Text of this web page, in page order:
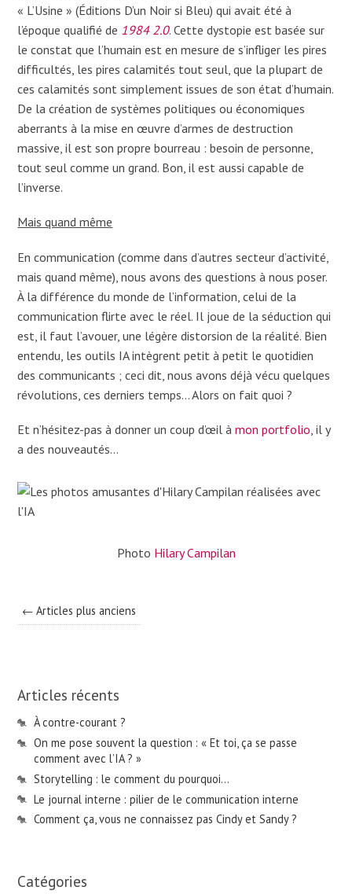
« L’Usine » (Éditions D’un Noir si Bleu) qui avait été à
l’époque qualifié de 1984 2.0. Cette dystopie est basée sur
le constat que l’humain est en mesure de s’infliger les pires
difficultés, les pires calamités tout seul, que la plupart de
ces calamités sont simplement issues de son état d’humain.
De la création de systèmes politiques ou économiques
aberrants à la mise en œuvre d’armes de destruction
massive, il est son propre bourreau : besoin de personne,
tout seul comme un grand. Bon, il est aussi capable de
l’inverse.
Mais quand même
En communication (comme dans d’autres secteur d’activité,
mais quand même), nous avons des questions à nous poser.
À la différence du monde de l’information, celui de la
communication flirte avec le réel. Il joue de la séduction qui
est, il faut l’avouer, une légère distorsion de la réalité. Bien
entendu, les outils IA intègrent petit à petit le quotidien
des communicants ; ceci dit, nous avons déjà vécu quelques
révolutions, ces derniers temps… Alors on fait quoi ?
Et n’hésitez-pas à donner un coup d’œil àmon portfolio , il y
a des nouveautés…
Photo Hilary Campilan
← Articles plus anciens
Articles récents
À contre-courant ?
On me pose souvent la question : « Et toi, ça se passe
comment avec l’IA ? »
Storytelling : le comment du pourquoi…
Le journal interne : pilier de le communication interne
Comment ça, vous ne connaissez pas Cindy et Sandy ?
Catégories